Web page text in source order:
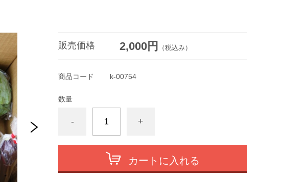
販売価格 2,000円 （税込み）
商品コード k-00754
数量
- +
カートに入れる